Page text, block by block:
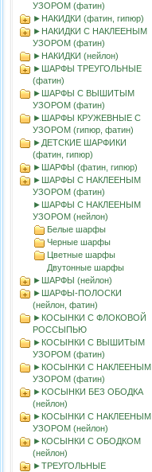
УЗОРОМ (фатин)
►НАКИДКИ (фатин, гипюр)
►НАКИДКИ С НАКЛЕЕНЫМ
УЗОРОМ (фатин)
►НАКИДКИ (нейлон)
►ШАРФЫ ТРЕУГОЛЬНЫЕ
(фатин)
►ШАРФЫ С ВЫШИТЫМ
УЗОРОМ (фатин)
►ШАРФЫ КРУЖЕВНЫЕ С
УЗОРОМ (гипюр, фатин)
►ДЕТСКИЕ ШАРФИКИ
(фатин, гипюр)
►ШАРФЫ (фатин, гипюр)
►ШАРФЫ С НАКЛЕЕНЫМ
УЗОРОМ (фатин)
►ШАРФЫ С НАКЛЕЕНЫМ
УЗОРОМ (нейлон)
Белые шарфы
Черные шарфы
Цветные шарфы
Двутонные шарфы
►ШАРФЫ (нейлон)
►ШАРФЫ-ПОЛОСКИ
(нейлон, фатин)
►КОСЫНКИ С ФЛОКОВОЙ
РОССЫПЬЮ
►КОСЫНКИ С ВЫШИТЫМ
УЗОРОМ (фатин)
►КОСЫНКИ С НАКЛЕЕНЫМ
УЗОРОМ (фатин)
►KOСЫНКИ БЕЗ ОБОДКА
(нейлон)
►КОСЫНКИ С НАКЛЕЕНЫМ
УЗОРОМ (нейлон)
►КОСЫНКИ С ОБОДКОМ
(нейлон)
►ТРЕУГОЛЬНЫЕ